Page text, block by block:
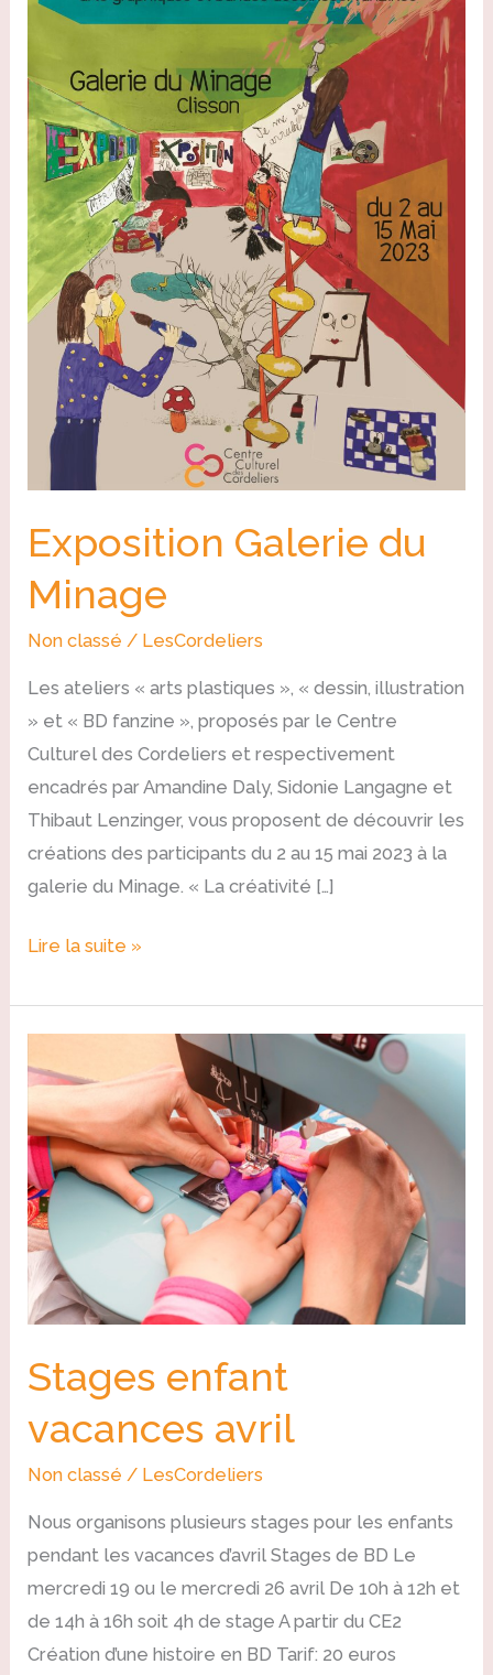
Exposition Galerie du
Minage
Non classé / LesCordeliers
Les ateliers « arts plastiques », « dessin, illustration
» et « BD fanzine », proposés par le Centre
Culturel des Cordeliers et respectivement
encadrés par Amandine Daly, Sidonie Langagne et
Thibaut Lenzinger, vous proposent de découvrir les
créations des participants du 2 au 15 mai 2023 à la
galerie du Minage. « La créativité […]
Minage
Lire la suite »
Stages enfant
vacances avril
Non classé / LesCordeliers
Nous organisons plusieurs stages pour les enfants
pendant les vacances d’avril Stages de BD Le
mercredi 19 ou le mercredi 26 avril De 10h à 12h et
de 14h à 16h soit 4h de stage A partir du CE2
Création d’une histoire en BD Tarif: 20 euros
enfant
vacances
avril